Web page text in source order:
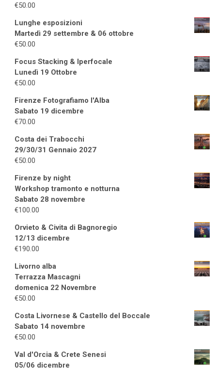
€50.00
Lunghe esposizioni
Martedì 29 settembre & 06 ottobre
€50.00
Focus Stacking & Iperfocale
Lunedì 19 Ottobre
€50.00
Firenze Fotografiamo l'Alba
Sabato 19 dicembre
€70.00
Costa dei Trabocchi
29/30/31 Gennaio 2027
€50.00
Firenze by night
Workshop tramonto e notturna
Sabato 28 novembre
€100.00
Orvieto & Civita di Bagnoregio
12/13 dicembre
€190.00
Livorno alba
Terrazza Mascagni
domenica 22 Novembre
€50.00
Costa Livornese & Castello del Boccale
Sabato 14 novembre
€50.00
Val d'Orcia & Crete Senesi
05/06 dicembre